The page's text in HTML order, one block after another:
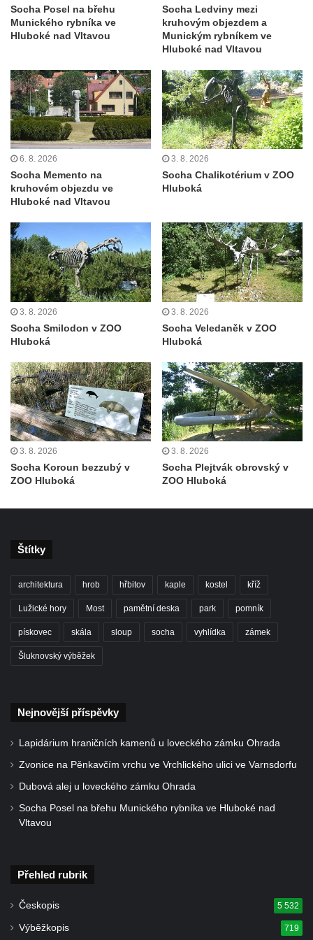
Socha divokého prasete před vstupem do
ZOO Dresden
Socha světce severně od Lužce nad
Pamětní kámen revitalizace Vltavy Vraňany
– Hořín u Lužce nad Vltavou
Strom svobody a památník 100 let republiky
a 30. výročí listopadu 1989 v Hrobčicích
Boží muka v parku před domem čp. 17 v
Hrobčicích
Sochy „Klaun a dívenka“ v parku v centru
Hrobčic
Socha svatého Antonína poustevníka v
Mirošovicích
Socha vodníka u požární nádrže v
Mirošovicích
Socha býka před areálem firmy 2JCP v
Račicích
Povodňový sloup II. v Dobříni
Povodňový sloup I. v Dobříni
Pamětní kámen vodního díla Josefův Důl
Socha svatého Floriána na domě čp. 3 v
Oparnu
Socha svaté Anny u domu čp. 3 v Oparnu
brány
Sousoší svatého Václava, svatého Floriána
a svatého Jana Nepomuckého východně
Srbské Kamenici
Duchcově
Socha Posel na břehu
Munického rybníka ve
Hluboké nad Vltavou
Socha Ledviny mezi
kruhovým objezdem a
Munickým rybníkem ve
Hluboké nad Vltavou
6. 8. 2026
Socha Memento na
kruhovém objezdu ve
Hluboké nad Vltavou
3. 8. 2026
Socha Chalikotérium v ZOO
Hluboká
3. 8. 2026
Socha Smilodon v ZOO
Hluboká
3. 8. 2026
Socha Veledaněk v ZOO
Hluboká
3. 8. 2026
Socha Koroun bezzubý v
ZOO Hluboká
3. 8. 2026
Socha Plejtvák obrovský v
ZOO Hluboká
Štítky
architektura hrob hřbitov kaple kostel kříž
Lužické hory Most pamětní deska park pomník
pískovec skála sloup socha vyhlídka zámek
Šluknovský výběžek
Nejnovější příspěvky
Lapidárium hraničních kamenů u loveckého zámku Ohrada
Zvonice na Pěnkavčím vrchu ve Vrchlického ulici ve Varnsdorfu
Dubová alej u loveckého zámku Ohrada
Socha Posel na břehu Munického rybníka ve Hluboké nad
Vltavou
Přehled rubrik
Českopis 5 532
Výběžkopis 719